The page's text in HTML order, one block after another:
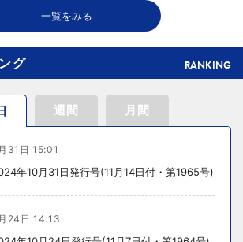
施設で広告、都内29店舗で製品導入
一覧をみる
グ RANKING
週間 月間
31日 15:01
年10月31日発行号(11月14日付・第1965号)
24日 14:13